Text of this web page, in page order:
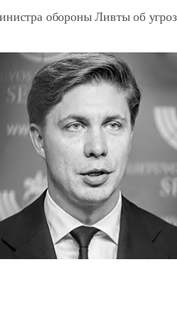
обороны Ливты об